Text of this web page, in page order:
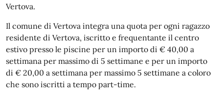
Vertova.
Il comune di Vertova integra una quota per ogni ragazzo
residente di Vertova, iscritto e frequentante il centro
estivo presso le piscine per un importo di € 40,00 a
settimana per massimo di 5 settimane e per un importo
di € 20,00 a settimana per massimo 5 settimane a coloro
che sono iscritti a tempo part-time.